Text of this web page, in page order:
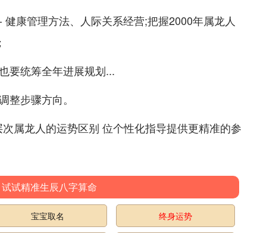
康管理方法、人际关系经营;把握2000年属龙人
要统筹全年进展规划...
整步骤方向。
属龙人的运势区别 位个性化指导提供更精准的参
试试精准生辰八字算命
宝宝取名 终身运势